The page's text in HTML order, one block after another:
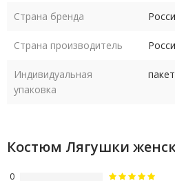
Лягушки для мужчины.
Страна бренда
Страна производитель
Индивидуальная
упаковка
пакет
Костюм Лягушки
0